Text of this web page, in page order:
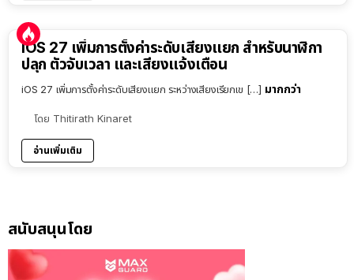
iOS 27 เพิ่มการตั้งค่าระดับเสียงแยก สำหรับนาฬิกา
ปลุก ตัวจับเวลา และเสียงแจ้งเตือน
iOS 27 เพิ่มการตั้งค่าระดับเสียงแยก ระหว่างเสียงเรียกเข […] มากกว่า
โดย Thitirath Kinaret
อ่านเพิ่มเติม
สนับสนุนโดย